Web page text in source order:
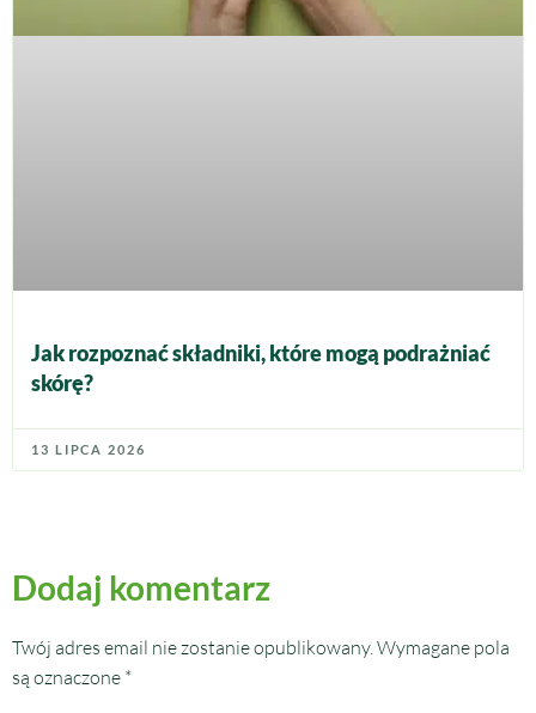
Jak rozpoznać składniki, które mogą podrażniać
skórę?
13 LIPCA 2026
Dodaj komentarz
Twój adres email nie zostanie opublikowany. Wymagane pola
są oznaczone *